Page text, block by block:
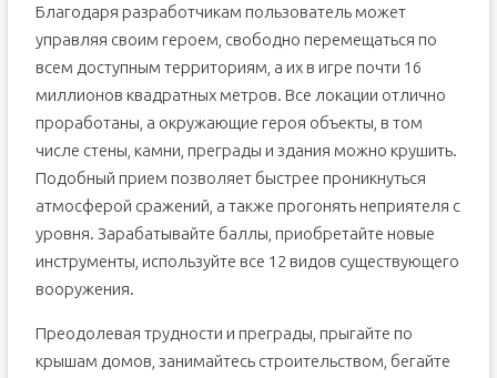
Благодаря разработчикам пользователь может
управляя своим героем, свободно перемещаться по
всем доступным территориям, а их в игре почти 16
миллионов квадратных метров. Все локации отлично
проработаны, а окружающие героя объекты, в том
числе стены, камни, преграды и здания можно крушить.
Подобный прием позволяет быстрее проникнуться
атмосферой сражений, а также прогонять неприятеля с
уровня. Зарабатывайте баллы, приобретайте новые
инструменты, используйте все 12 видов существующего
вооружения.
Преодолевая трудности и преграды, прыгайте по
крышам домов, занимайтесь строительством, бегайте